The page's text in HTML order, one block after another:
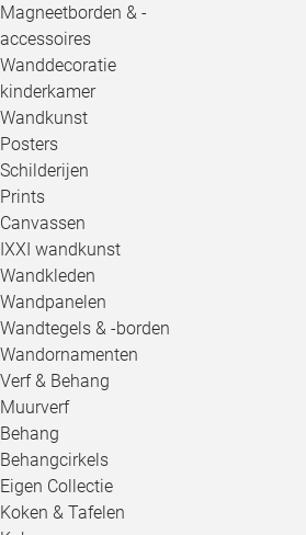
Magneetborden & -
accessoires
Wanddecoratie
kinderkamer
Wandkunst
Posters
Schilderijen
Prints
Canvassen
IXXI wandkunst
Wandkleden
Wandpanelen
Wandtegels & -borden
Wandornamenten
Verf & Behang
Muurverf
Behang
Behangcirkels
Eigen Collectie
Koken & Tafelen